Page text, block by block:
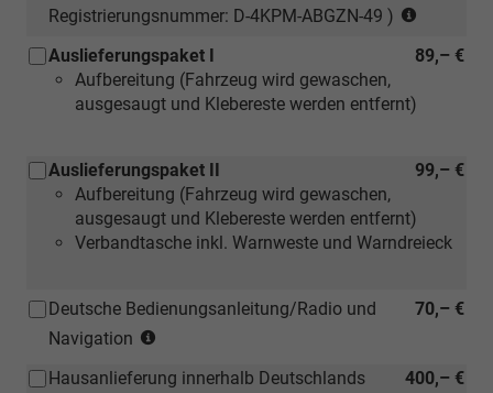
Registrierungsnummer: D-4KPM-ABGZN-49 )
89,– €
Auslieferungspaket I
Aufbereitung (Fahrzeug wird gewaschen,
ausgesaugt und Klebereste werden entfernt)
99,– €
Auslieferungspaket II
Aufbereitung (Fahrzeug wird gewaschen,
ausgesaugt und Klebereste werden entfernt)
Verbandtasche inkl. Warnweste und Warndreieck
70,– €
Deutsche Bedienungsanleitung/Radio und
Navigation
auch
400,– €
Hausanlieferung innerhalb Deutschlands